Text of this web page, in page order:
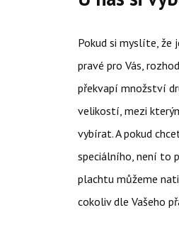
Pokud si myslíte, že
pravé pro Vás,
překvapí množství
velikostí, mezi
vybírat. A pokud
speciálního, není to
plachtu můžeme
cokoliv dle Vašeho